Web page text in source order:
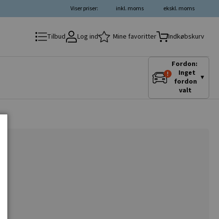
ekskl. moms
inkl. moms
Viser priser:
Tilbud Log ind Mine favoritter Indkøbskurv
Fordon:
Inget
fordon
valt
▼